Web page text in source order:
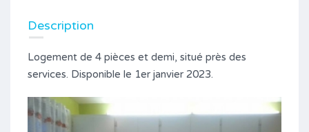
Description
Logement de 4 pièces et demi, situé près des
services. Disponible le 1er janvier 2023.